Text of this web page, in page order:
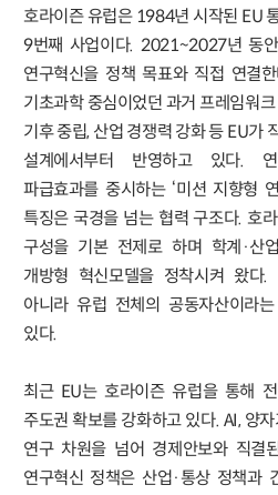
호라이즌 유럽은 1984년 시작된 EU
9번째 사업이다. 2021~2027년 동
연구혁신을 정책 목표와 직접 연결
기초과학 중심이었던 과거 프레임워
기후 중립, 산업 경쟁력 강화 등 EU가
설계에서부터 반영하고 있다.
파급효과를 중시하는 ‘미션 지향형
특징은 국경을 넘는 협력 구조다. 호
구성을 기본 전제로 하며 학계·산
개방형 혁신모델을 정착시켜 왔다
아니라 유럽 전체의 공동자산이라
있다.
최근 EU는 호라이즌 유럽을 통해
주도권 확보를 강화하고 있다. AI, 양
연구 차원을 넘어 경제안보와 직결
연구혁신 정책은 산업·통상 정책과